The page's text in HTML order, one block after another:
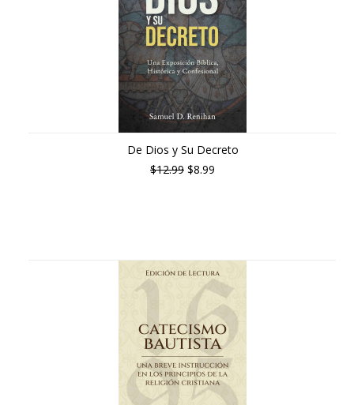
De Dios y Su Decreto
$12.99 $8.99